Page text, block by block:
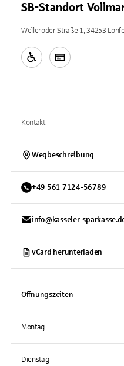
SB-Standort
Welleröder Straße 1, 34253
Kontakt
Wegbeschreibung
+49 561 7124-56789
info@kasseler-
vCard herunterladen
Öffnungszeiten
Montag
Dienstag